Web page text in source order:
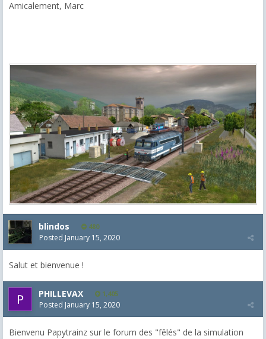
Amicalement, Marc
blindos 480
Posted January 15, 2020
Salut et bienvenue !
PHILLEVAX 1,405
Posted January 15, 2020
Bienvenu Papytrainz sur le forum des "fêlés" de la simulation